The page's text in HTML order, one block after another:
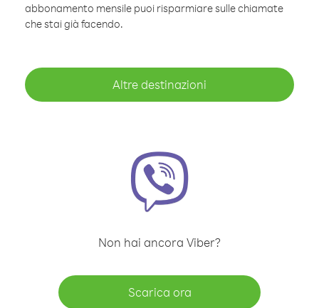
abbonamento mensile puoi risparmiare sulle chiamate
che stai già facendo.
Altre destinazioni
Non hai ancora Viber?
Scarica ora